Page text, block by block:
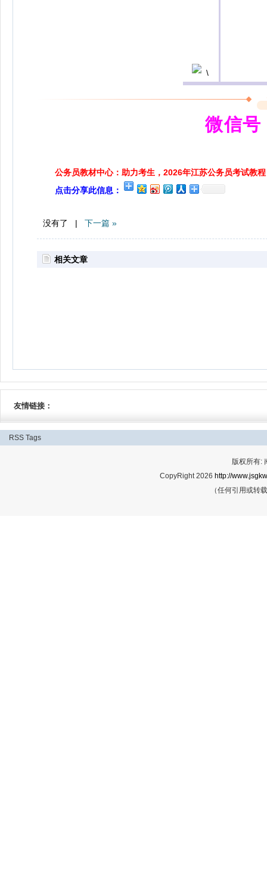
微信
公务员教材中心：助力考生，2026年江苏公务员考试教程
点击分享此信息：
没有了 | 下一篇 »
相关文章
友情链接：
RSS Tags
版权所有:
CopyRight 2026 http://
（任何引用或转